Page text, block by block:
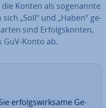
Konten als so­ge­nann­te
„Soll“ und „Haben“ ge­
sind Er­folgs­kon­ten,
GuV-Konto ab.
er­folgs­wirk­sa­me Ge­